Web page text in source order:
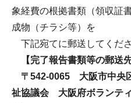
象経費の根拠書類（領収証
成物（チラシ等）を
下記宛てに郵送してくださ
【完了報告書類等の郵送先
〒542-0065 大阪市中央
祉協議会 大阪府ボランテ